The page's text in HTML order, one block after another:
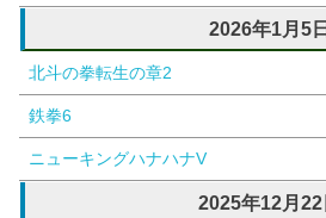
2026年1月5
北斗の拳転生の章2
鉄拳6
ニューキングハナハナV
2025年12月22